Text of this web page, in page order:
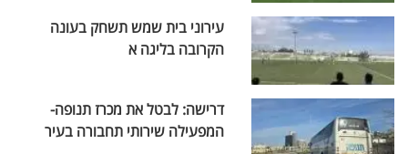
עירוני בית שמש תשחק בעונה
הקרובה בליגה א
דרישה: לבטל את מכרז תנופה-
המפעילה שירותי תחבורה בעיר